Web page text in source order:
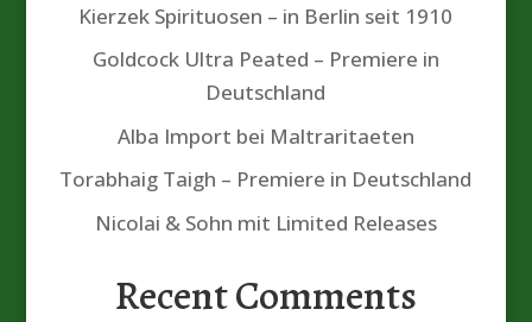
Kierzek Spirituosen – in Berlin seit 1910
Goldcock Ultra Peated – Premiere in
Deutschland
Alba Import bei Maltraritaeten
Torabhaig Taigh – Premiere in Deutschland
Nicolai & Sohn mit Limited Releases
Recent Comments